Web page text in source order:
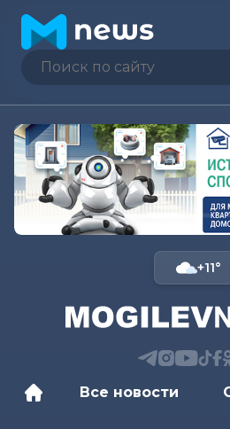
+11°
Все новости